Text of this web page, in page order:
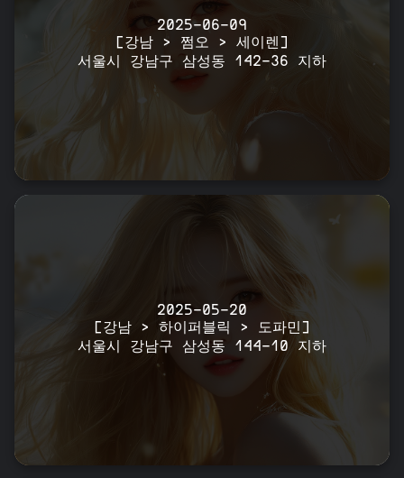
2025-06-09
[강남 > 쩜오 > 세이렌]
서울시 강남구 삼성동 142-36 지하
2025-05-20
[강남 > 하이퍼블릭 > 도파민]
서울시 강남구 삼성동 144-10 지하